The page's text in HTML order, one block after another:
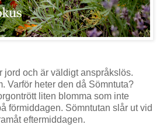
jord och är väldigt anspråkslös.
Varför heter den då Sömntuta?
liten blomma som inte
förmiddagen. Sömntutan slår ut vid
eftermiddagen.